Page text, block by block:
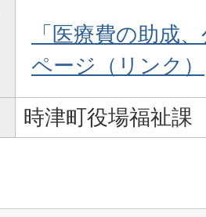
「医療費の助成
ページ（リンク）
時津町役場福祉課